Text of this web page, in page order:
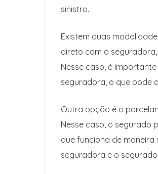
sinistro.
Existem duas
direto com a
Nesse caso, é
seguradora, o que pode
Outra opção é o
Nesse caso, o segurado
que funciona de
seguradora e o